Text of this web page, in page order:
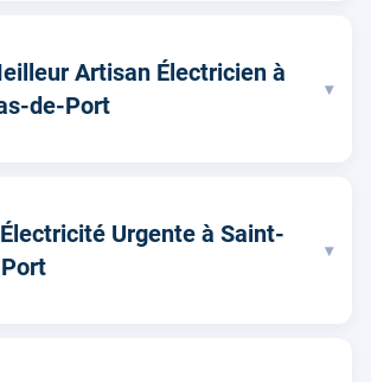
Artisan Électricien à
de-Port
▾
Urgente à Saint-
▾